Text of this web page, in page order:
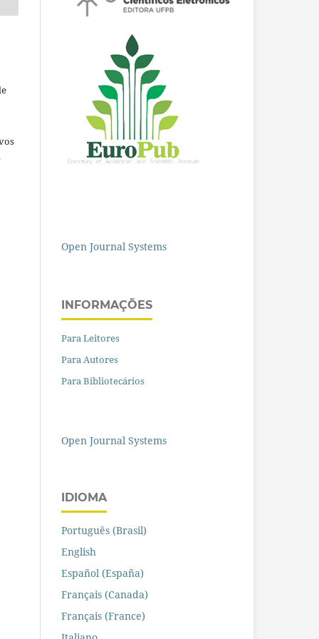
Open Journal Systems
INFORMAÇÕES
Para Leitores
Para Autores
Para Bibliotecários
Open Journal Systems
IDIOMA
Português (Brasil)
English
Español (España)
Français (Canada)
Français (France)